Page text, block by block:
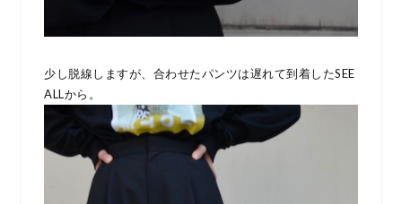
少し脱線しますが、合わせたパンツは遅れて到着したSEE
ALLから。